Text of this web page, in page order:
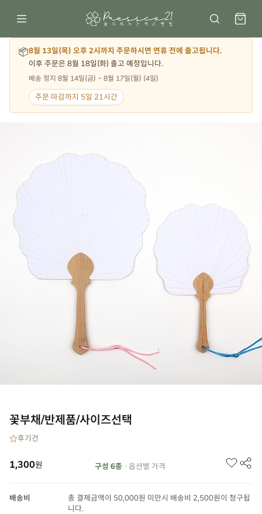
📦8월 13일(목) 오후 2시까지 주문하시면 연휴 전에 출고됩니다.
이후 주문은 8월 18일(화) 출고 예정입니다.
배송 정지 8월 14일(금) ~ 8월 17일(월) (4일)
주문 마감까지 5일 21시간
꽃부채/반제품/사이즈선택
후기건
1,300원 구성 6종 · 옵션별 가격
배송비
총 결제금액이 50,000원 미만시 배송비 2,500원이 청구됩
니다.